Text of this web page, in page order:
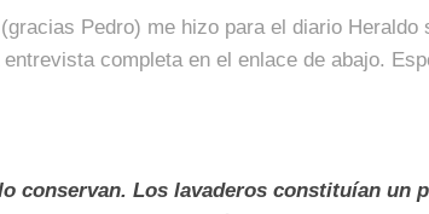
Pedro) me hizo para el diario Heraldo
completa en el enlace de abajo.
conservan. Los lavaderos constituían un